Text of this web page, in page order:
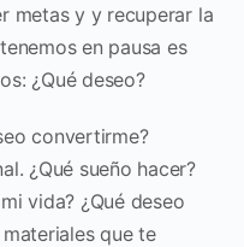
metas y y recuperar la
en pausa es
¿Qué deseo?
convertirme?
¿Qué sueño hacer?
vida? ¿Qué deseo
que te